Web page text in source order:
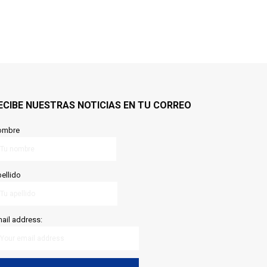
NUESTRAS NOTICIAS EN TU CORREO
address: